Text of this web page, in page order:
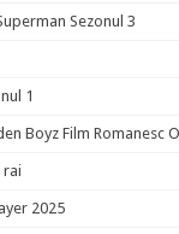
Sezonul 3
1
Boyz Film Romanesc
rai
2025